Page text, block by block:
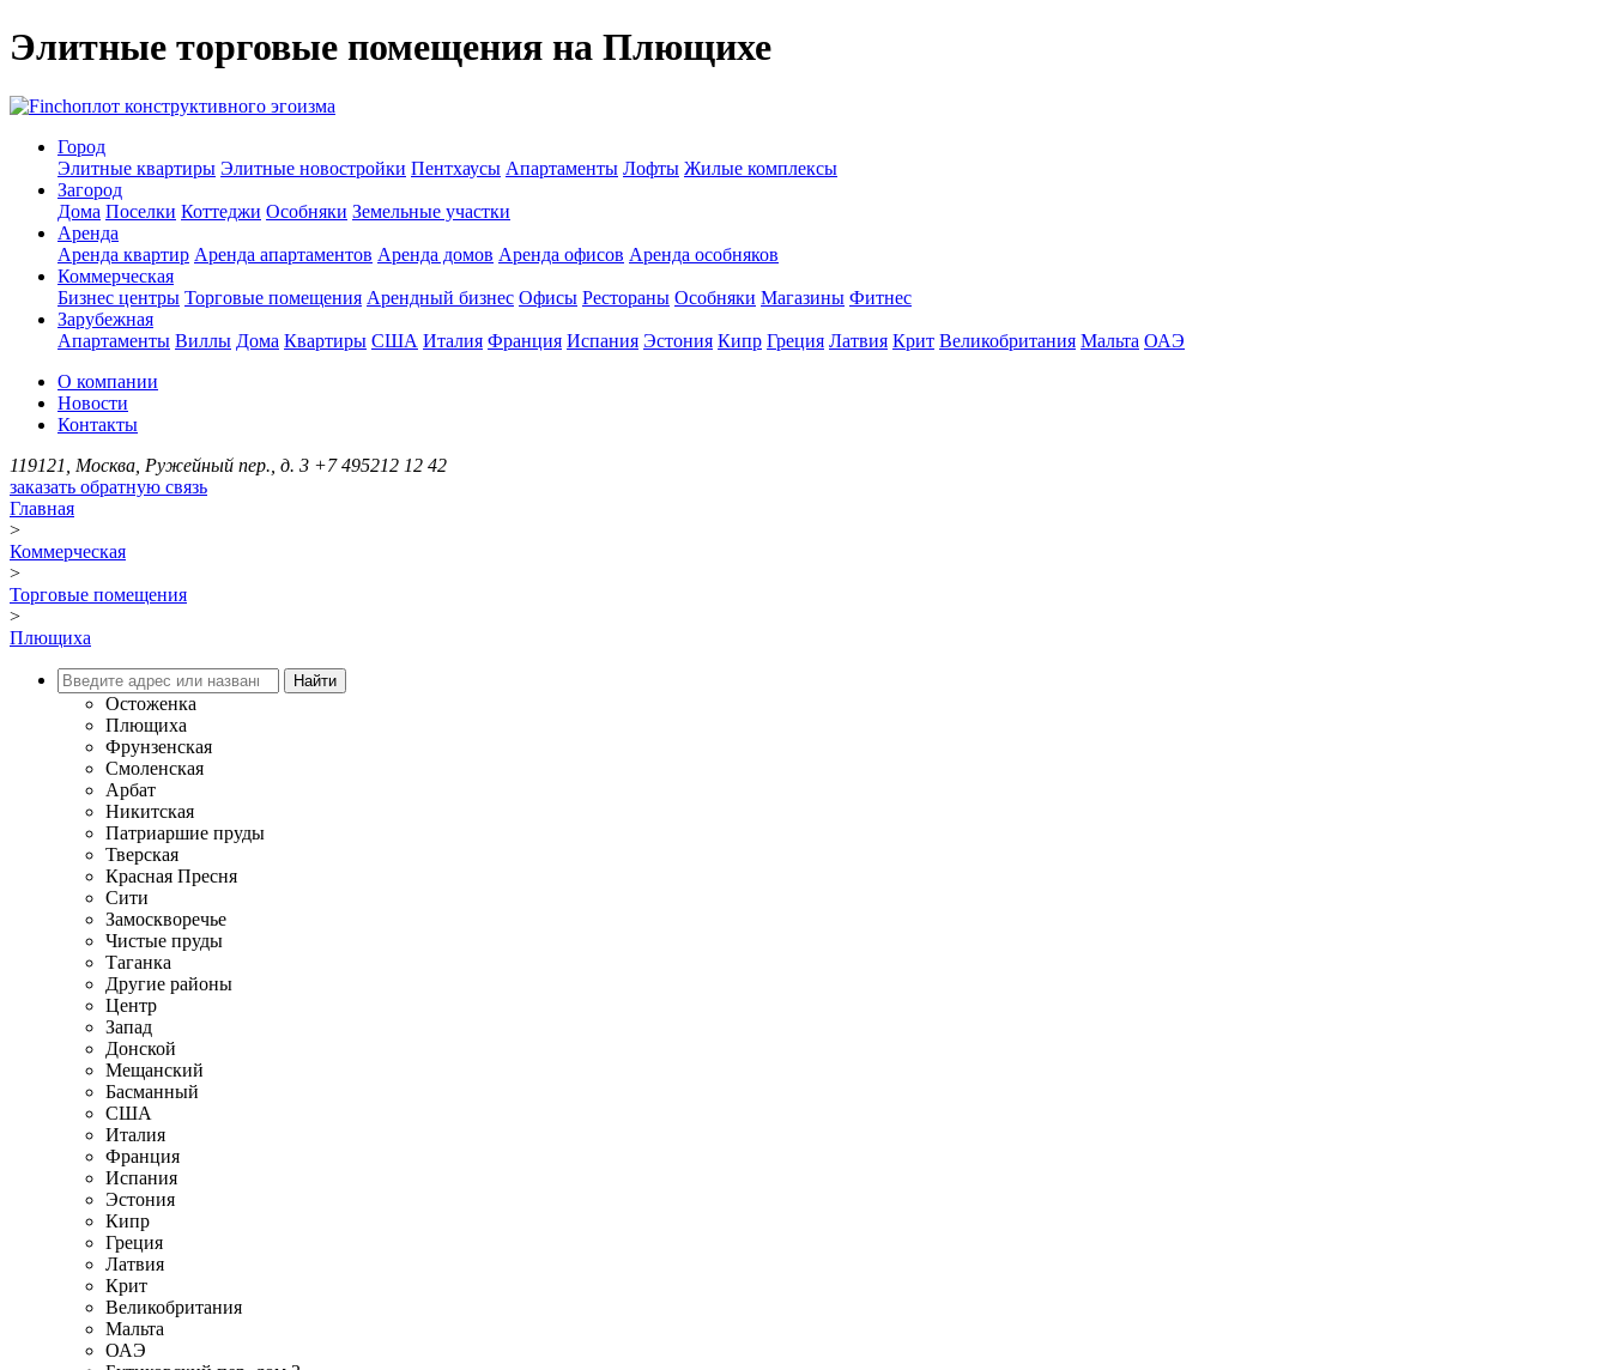
Элитные торговые помещения на Плющихе
оплот конструктивного эгоизма
Город
Элитные квартиры Элитные новостройки Пентхаусы Апартаменты Лофты Жилые комплексы
Загород
Дома Поселки Коттеджи Особняки Земельные участки
Аренда
Аренда квартир Аренда апартаментов Аренда домов Аренда офисов Аренда особняков
Коммерческая
Бизнес центры Торговые помещения Арендный бизнес Офисы Рестораны Особняки Магазины Фитнес
Зарубежная
Апартаменты Виллы Дома Квартиры США Италия Франция Испания Эстония Кипр Греция Латвия Крит Великобритания Мальта ОАЭ
О компании
Новости
Контакты
119121, Москва, Ружейный пер., д. 3 +7 495212 12 42
заказать обратную связь
Главная
>
Коммерческая
>
Торговые помещения
>
Плющиха
Остоженка
Плющиха
Фрунзенская
Смоленская
Арбат
Никитская
Патриаршие пруды
Тверская
Красная Пресня
Сити
Замоскворечье
Чистые пруды
Таганка
Другие районы
Центр
Запад
Донской
Мещанский
Басманный
США
Италия
Франция
Испания
Эстония
Кипр
Греция
Латвия
Крит
Великобритания
Мальта
ОАЭ